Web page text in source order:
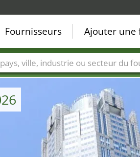
Fournisseurs Ajouter
Secteurs de foire Secteurs du